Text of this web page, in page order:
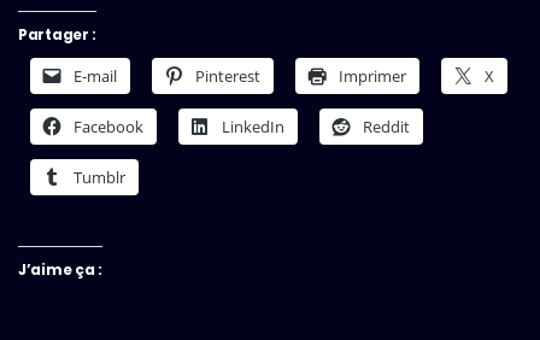
Partager :
E-mail Pinterest Imprimer X
Facebook LinkedIn Reddit
Tumblr
J’aime ça :